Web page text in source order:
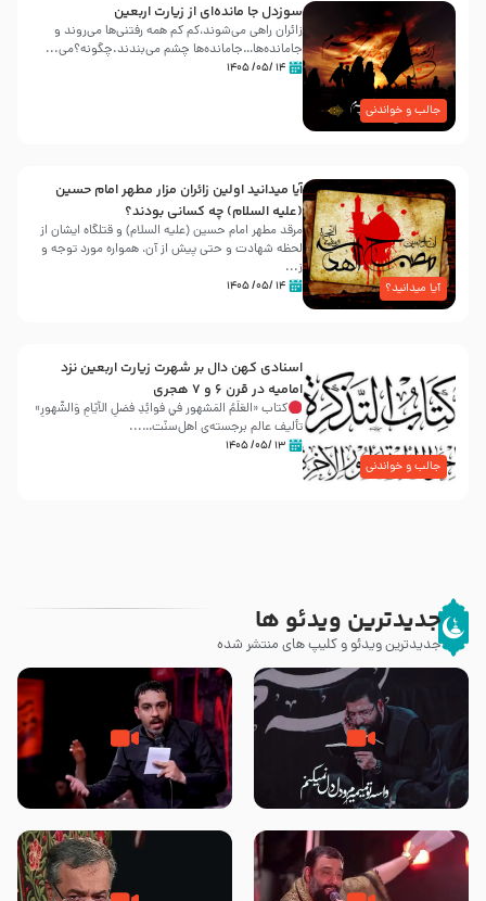
جالب و خواندنی
سوزدل جا مانده‌ای از زیارت اربعین
زائران راهی می‌شوند،کم‌ کم همه رفتنی‌ها می‌روند و
جامانده‌ها…جامانده‌ها چشم می‌بندند.چگونه؟می‌...
۱۴ /۰۵/ ۱۴۰۵
آیا میدانید؟
آیا میدانید اولین زائران مزار مطهر امام حسین
(علیه السلام) چه کسانی بودند؟
مرقد مطهر امام حسین (علیه السلام) و قتلگاه ایشان از
لحظه شهادت و حتی پیش از آن، همواره مورد توجه و
ز...
۱۴ /۰۵/ ۱۴۰۵
جالب و خواندنی
اسنادی کهن دال بر شهرت زیارت اربعین نزد
امامیه در قرن ۶ و ۷ هجری
کتاب «العَلَمُ المَشهور في فَوائِدِ فَضلِ الأيّامِ وَالشُّهورِ»
تألیف عالم برجسته‌ی اهل‌سنّت…...
۱۳ /۰۵/ ۱۴۰۵
جدیدترین ویدئو ها
جدیدترین ویدئو و کلیپ های منتشر شده
مصداق کربلا – حاج حسین سیب
سرخی
شور ، حسینا! به‌ حق زهرا «أُنْظُرْ
إِلَینا» – عزاداری شب هفتم ماه